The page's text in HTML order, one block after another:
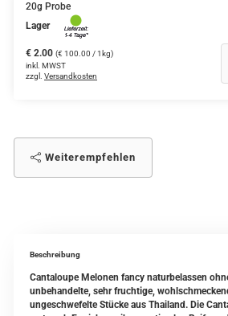
20g Probe
Lager
€ 2.00 (€ 100.00 / 1kg)
inkl. MWST
zzgl. Versandkosten
Weiterempfehlen
Beschreibung
Cantaloupe Melonen fancy naturbelassen
unbehandelte, sehr fruchtige,
ungeschwefelte Stücke aus Thailand. Die